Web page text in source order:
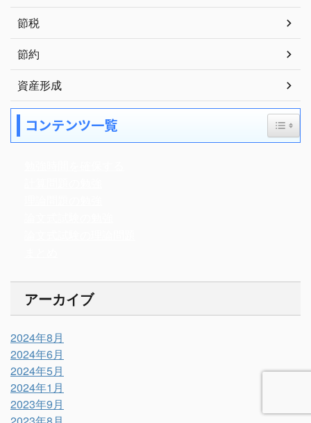
節税
節約
資産形成
コンテンツ一覧
アーカイブ
2024年8月
2024年6月
2024年5月
2024年1月
2023年9月